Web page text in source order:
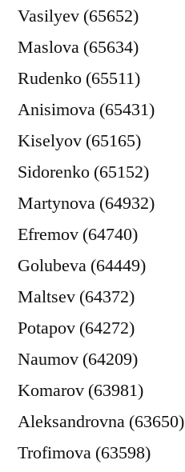
Vasilyev (65652)
Maslova (65634)
Rudenko (65511)
Anisimova (65431)
Kiselyov (65165)
Sidorenko (65152)
Martynova (64932)
Efremov (64740)
Golubeva (64449)
Maltsev (64372)
Potapov (64272)
Naumov (64209)
Komarov (63981)
Aleksandrovna (63650)
Trofimova (63598)